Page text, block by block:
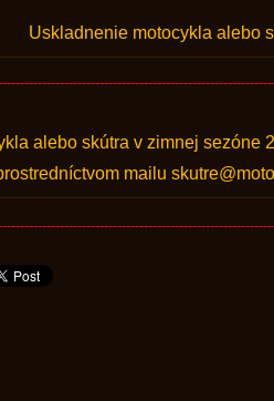
Uskladnenie motocykla alebo
alebo skútra v zimnej sezóne
mailu